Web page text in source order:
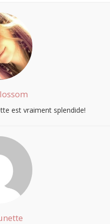
est vraiment splendide!